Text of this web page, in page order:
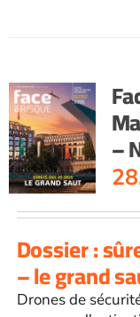
–
Dossier :
– le grand
Drones de